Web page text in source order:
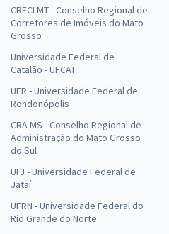
CRECI MT - Conselho Regional de
Corretores de Imóveis do Mato
Grosso
Universidade Federal de
Catalão - UFCAT
UFR - Universidade Federal de
Rondonópolis
CRA MS - Conselho Regional de
Administração do Mato Grosso
do Sul
UFJ - Universidade Federal de
Jataí
UFRN - Universidade Federal do
Rio Grande do Norte